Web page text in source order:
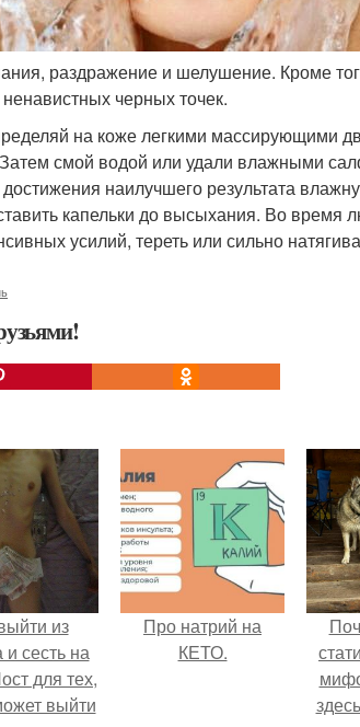
раздражение и шелушение. Кроме
черных точек.
на коже легкими массирующими
смой водой или удали влажными
наилучшего результата
капельки до высыхания. Во время
усилий, тереть или сильно
из
сесть на
для тех,
выйти
Про натрий на
КЕТО.